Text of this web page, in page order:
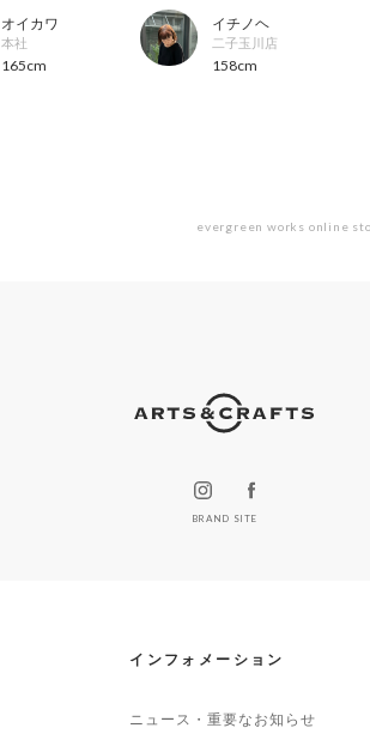
オイカワ
本社
165cm
イチノヘ
二子玉川店
158cm
evergreen works online
BRAND SITE
インフォメーション
ニュース・重要なお知らせ